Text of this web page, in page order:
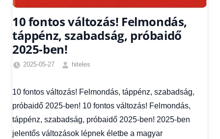
10 fontos változás! Felmondás,
táppénz, szabadság, próbaidő
2025-ben!
2025-05-27
hiteles
Hírek,
Hírek
1
kézből
10 fontos változás! Felmondás, táppénz, szabadság,
próbaidő 2025-ben! 10 fontos változás! Felmondás,
táppénz, szabadság, próbaidő 2025-ben! 2025-ben
jelentős változások lépnek életbe a magyar